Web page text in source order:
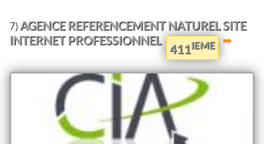
7)AGENCE REFERENCEMENT NATUREL SITE
INTERNET PROFESSIONNEL
411IEME